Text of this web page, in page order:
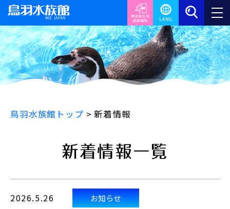
鳥羽水族館トップ >新着情報
新着情報一覧
2026.5.26 お知らせ